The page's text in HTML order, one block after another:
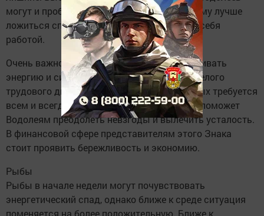
могут и проблемы с самочувствием. Поэтому лучше
ложиться спать вовремя и не перегружать себя
работой.
Очень важно знать, как быстро восстанавливать
энергию и силы после тяжелого дела или целого
трудового дня. Не стоит забывать, что отдых требуется
всем и всегда. Своевременная релаксация поможет
Водолеям преодолеть невзгоды и вылечить усталость.
В финансовой сфере представителям этого Знака
стоит проявить бережливость и экономию.
Рыбы
Рыбы в начале недели могут почувствовать
энергетический спад, однако ближе к среде ситуация